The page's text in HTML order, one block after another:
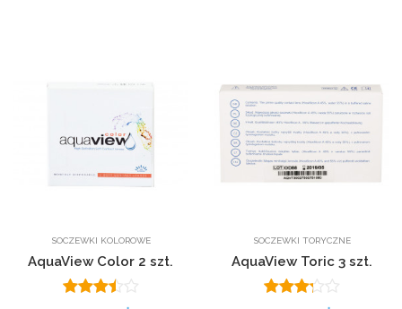
SOCZEWKI KOLOROWE
AquaView Color 2 szt.
SOCZEWKI TORYCZNE
AquaView Toric 3 szt.